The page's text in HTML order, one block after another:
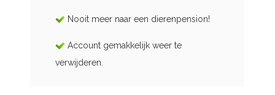
Nooit meer naar een dierenpension!
Account gemakkelijk weer te
verwijderen.